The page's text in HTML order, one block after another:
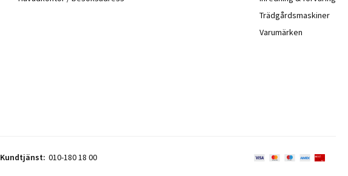
Trädgårdsmaskiner
Varumärken
Kundtjänst: 010-180 18 00